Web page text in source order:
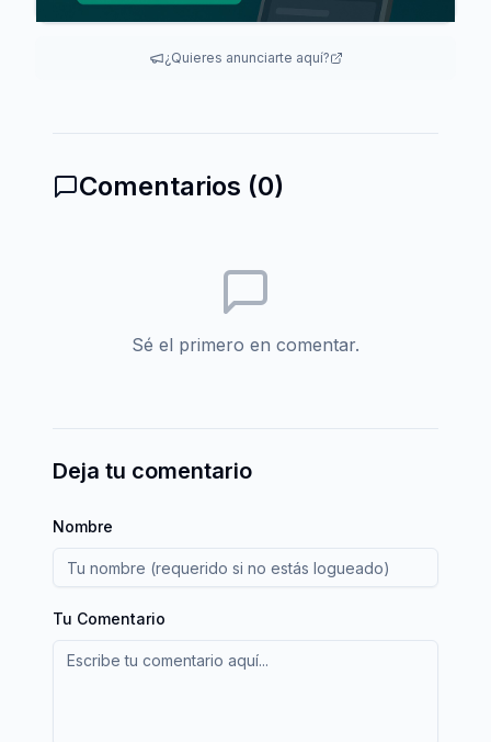
¿Quieres anunciarte aquí?
Comentarios (0)
Sé el primero en comentar.
Deja tu comentario
Nombre
Tu Comentario